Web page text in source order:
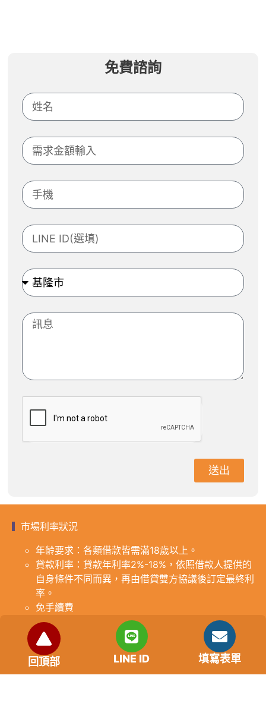
免費諮詢
送出
市場利率狀況
年齡要求：各類借款皆需滿18歲以上。
貸款利率：貸款年利率2%-18%，依照借款人提供的
自身條件不同而異，再由借貸雙方協議後訂定最終利
率。
免手續費
還款期限：最短1個月，最長180個月，依照借貸雙
方協議而訂。
範例試算：小明急需現金10萬元，經多方比較利率
後選定金主，雙方簽定於36個月內須還清借款，年
利率12%計算，每月利息1000元，無須手續費。
回頂部 LINE ID 填寫表單